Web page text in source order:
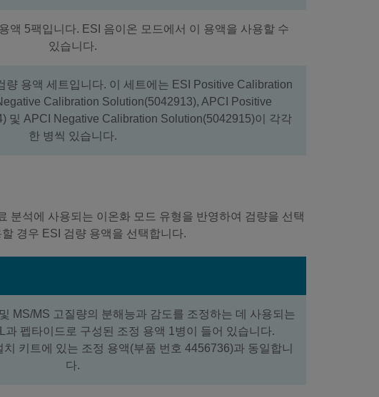
액 5팩입니다. ESI 음이온 모드에서 이 용액을 사용할 수
있습니다.
량 용액 세트입니다. 이 세트에는 ESI Positive Calibration
Calibration Solution(5042913), APCI Positive
및 APCI Negative Calibration Solution(5042915)이 각각
한 병씩 있습니다.
석에 사용되는 이온화 모드 유형을 반영하여 검량을 선택
경우 ESI 검량 용액을 선택합니다.
MS/MS 고질량의 분해능과 감도를 조정하는 데 사용되는
펩타이드로 구성된 조정 용액 1병이 들어 있습니다.
키트에 있는 조정 용액(부품 번호 4456736)과 동일합니
다.